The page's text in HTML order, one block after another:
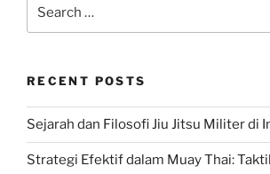
for:
RECENT POSTS
Sejarah dan Filosofi Jiu Jitsu Militer di
Strategi Efektif dalam Muay Thai: